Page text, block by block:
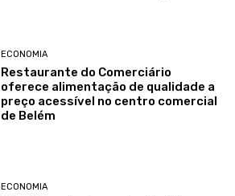
ECONOMIA
Restaurante do Comerciário
oferece alimentação de qualidade a
preço acessível no centro comercial
de Belém
ECONOMIA